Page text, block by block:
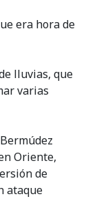
era hora de
lluvias, que
varias
Oriente,
de
ataque